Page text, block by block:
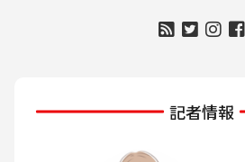
記者情報